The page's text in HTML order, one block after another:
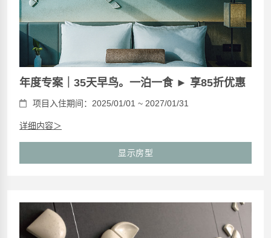
年度专案｜35天早鸟。一泊一食 ► 享85折优惠
项目入住期间：2025/01/01 ~ 2027/01/31
详细内容＞
显示房型